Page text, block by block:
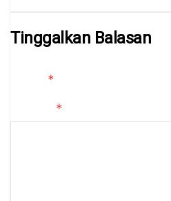
Tinggalkan Balasan
*
*